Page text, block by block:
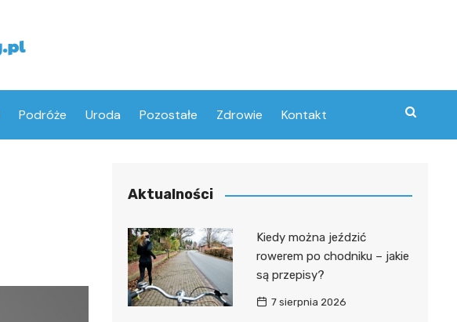
Podróże Uroda Pozostałe Zdrowie Kontakt
Aktualności
Kiedy można jeździć
rowerem po chodniku – jakie
są przepisy?
7 sierpnia 2026